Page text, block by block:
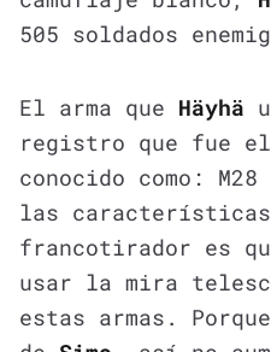
505 soldados
El arma que Häyhä
registro que fue
conocido como: M28
las características
francotirador es
usar la mira
estas armas.